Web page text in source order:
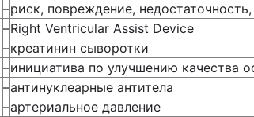
–риск, повреждение,
–Right Ventricular Assist Device
–креатинин сыворотки
–инициатива по улучшению качества
–антинуклеарные антитела
–артериальное давление